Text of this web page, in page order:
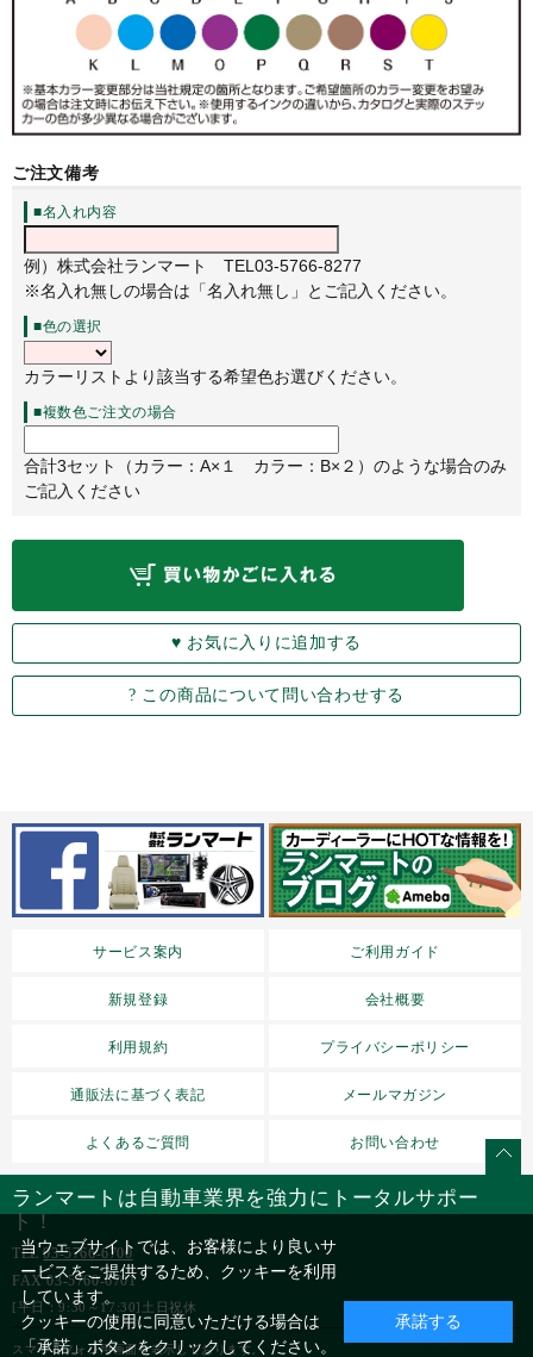
ご注文備考
■名入れ内容
例）株式会社ランマート TEL03-5766-8277
※名入れ無しの場合は「名入れ無し」とご記入ください。
■色の選択
カラーリストより該当する希望色お選びください。
■複数色ご注文の場合
合計3セット（カラー：A×１ カラー：B×２）のような場合のみ
ご記入ください
サービス案内 ご利用ガイド
新規登録 会社概要
利用規約 プライバシーポリシー
通販法に基づく表記 メールマガジン
よくあるご質問 お問い合わせ
ランマートは自動車業界を強力にトータルサポー
ト！
TEL03-5766-6700
FAX 03-5760-6701
[平日：9:30～17:30]土日祝休
スマートフォン用画面を表示しております。
当ウェブサイトでは、お客様により良いサ
ービスをご提供するため、クッキーを利用
しています。
クッキーの使用に同意いただける場合は
「承諾」ボタンをクリックしてください。
承諾する